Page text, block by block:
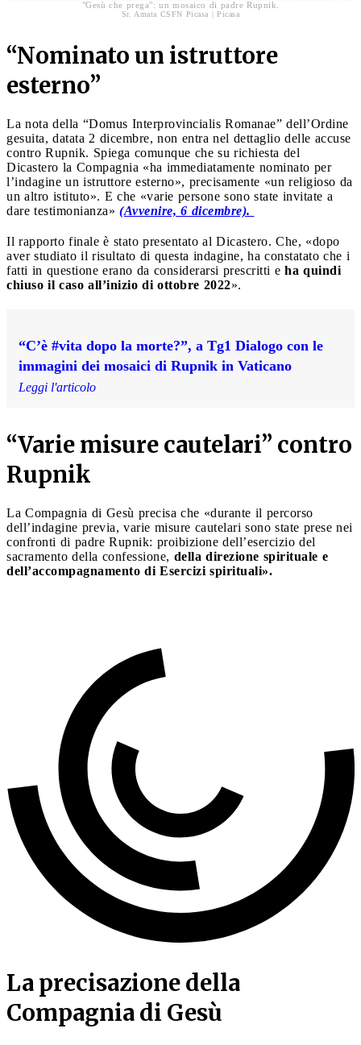
"Gesù che prega": un mosaico di padre Rupnik.
Sr. Amata CSFN Picasa | Picasa
“Nominato un istruttore
esterno”
La nota della “Domus Interprovincialis Romanae” dell’Ordine
gesuita, datata 2 dicembre, non entra nel dettaglio delle accuse
contro Rupnik. Spiega comunque che su richiesta del
Dicastero la Compagnia «ha immediatamente nominato per
l’indagine un istruttore esterno», precisamente «un religioso da
un altro istituto». E che «varie persone sono state invitate a
dare testimonianza» (Avvenire, 6 dicembre).
Il rapporto finale è stato presentato al Dicastero. Che, «dopo
aver studiato il risultato di questa indagine, ha constatato che i
fatti in questione erano da considerarsi prescritti e ha quindi
chiuso il caso all’inizio di ottobre 2022».
“C’è #vita dopo la morte?”, a Tg1 Dialogo con le
immagini dei mosaici di Rupnik in Vaticano
Leggi l'articolo
“Varie misure cautelari” contro
Rupnik
La Compagnia di Gesù precisa che «durante il percorso
dell’indagine previa, varie misure cautelari sono state prese nei
confronti di padre Rupnik: proibizione dell’esercizio del
sacramento della confessione, della direzione spirituale e
dell’accompagnamento di Esercizi spirituali».
La precisazione della
Compagnia di Gesù